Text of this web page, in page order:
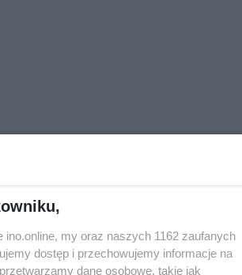
ino.online, my oraz naszych 1162 zaufanych
dostęp i przechowujemy informacje na
dane osobowe, takie jak